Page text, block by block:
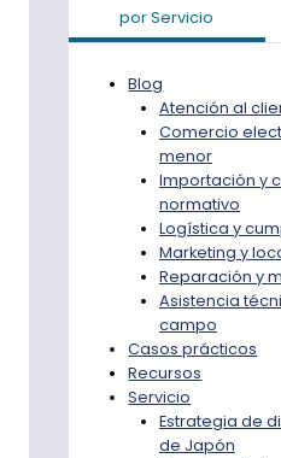
por Servicio
Blog
Atención al
Comercio
menor
Importación y
normativo
Logística y
Marketing y
Reparación y
Asistencia
campo
Casos prácticos
Recursos
Servicio
Estrategia de
de Japón